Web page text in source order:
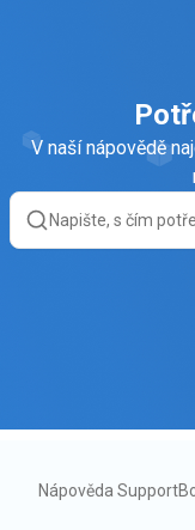
V naší nápovědě
Nápověda